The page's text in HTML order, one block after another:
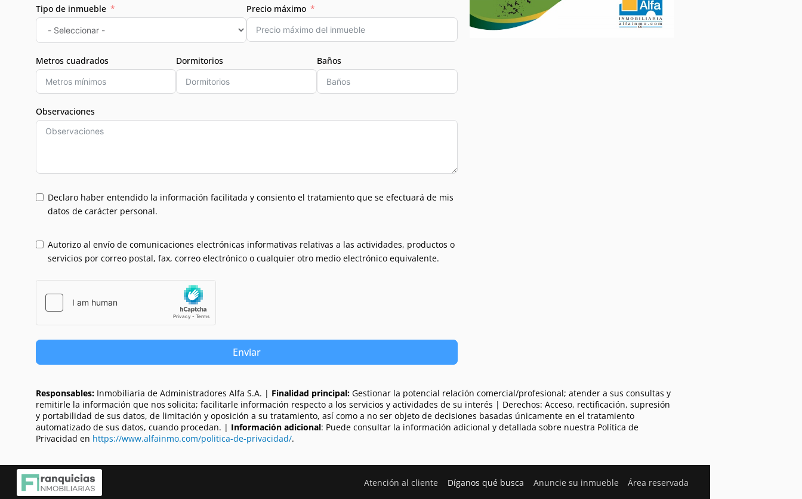
Tipo de inmueble Precio máximo
Metros cuadrados Dormitorios Baños
Observaciones
Declaro haber entendido la información facilitada y consiento el tratamiento que se efectuará de mis
datos de carácter personal.
Autorizo al envío de comunicaciones electrónicas informativas relativas a las actividades, productos o
servicios por correo postal, fax, correo electrónico o cualquier otro medio electrónico equivalente.
Enviar
Responsables:Inmobiliaria de Administradores Alfa S.A. | Finalidad principal:Gestionar la potencial relación comercial/profesional; atender a sus consultas y
remitirle la información que nos solicita; facilitarle información respecto a los servicios y actividades de su interés | Derechos: Acceso, rectificación, supresión
y portabilidad de sus datos, de limitación y oposición a su tratamiento, así como a no ser objeto de decisiones basadas únicamente en el tratamiento
automatizado de sus datos, cuando procedan. | Información adicional: Puede consultar la información adicional y detallada sobre nuestra Política de
Privacidad en https://www.alfainmo.com/politica-de-privacidad/.
Atención al cliente Díganos qué busca Anuncie su inmueble Área reservada